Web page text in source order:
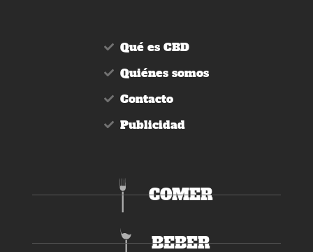
Qué es CBD
Quiénes somos
Contacto
Publicidad
COMER
BEBER